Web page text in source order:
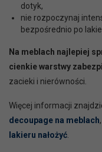
dotyk,
nie rozpoczynaj
bezpośrednio po
Na meblach najlepiej
cienkie warstwy
zacieki i nierówności.
Więcej informacji
decoupage na meblach,
lakieru nałożyć